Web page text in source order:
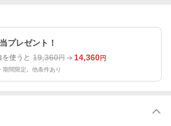
プレゼント！
使うと 19,360円 14,360円
期間限定。他条件あり